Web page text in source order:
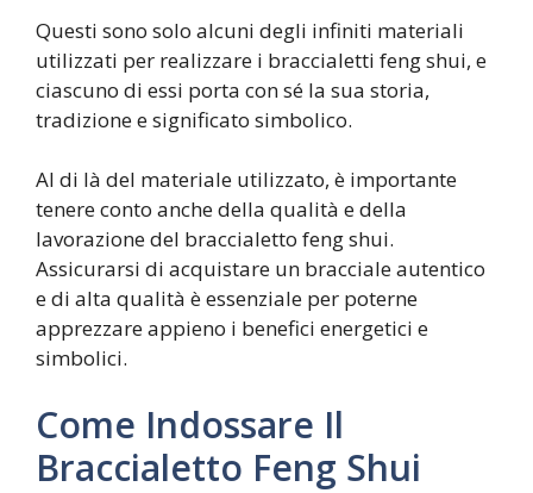
Questi sono solo alcuni degli infiniti materiali
utilizzati per realizzare i braccialetti feng shui, e
ciascuno di essi porta con sé la sua storia,
tradizione e significato simbolico.
Al di là del materiale utilizzato, è importante
tenere conto anche della qualità e della
lavorazione del braccialetto feng shui.
Assicurarsi di acquistare un bracciale autentico
e di alta qualità è essenziale per poterne
apprezzare appieno i benefici energetici e
simbolici.
Come Indossare Il
Braccialetto Feng Shui